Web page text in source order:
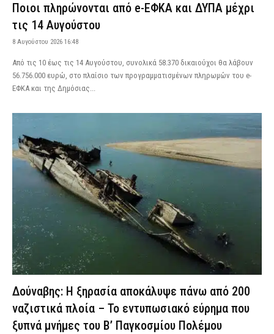
Ποιοι πληρώνονται από e-ΕΦΚΑ και ΔΥΠΑ μέχρι
τις 14 Αυγούστου
8 Αυγούστου 2026 16:48
Από τις 10 έως τις 14 Αυγούστου, συνολικά 58.370 δικαιούχοι θα λάβουν
56.756.000 ευρώ, στο πλαίσιο των προγραμματισμένων πληρωμών του e-
ΕΦΚΑ και της Δημόσιας...
Δούναβης: Η ξηρασία αποκάλυψε πάνω από 200
ναζιστικά πλοία – Το εντυπωσιακό εύρημα που
ξυπνά μνήμες του Β’ Παγκοσμίου Πολέμου